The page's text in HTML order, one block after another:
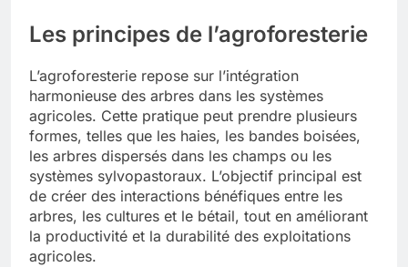
Les principes de l’agroforesterie
L’agroforesterie repose sur l’intégration
harmonieuse des arbres dans les systèmes
agricoles. Cette pratique peut prendre plusieurs
formes, telles que les haies, les bandes boisées,
les arbres dispersés dans les champs ou les
systèmes sylvopastoraux. L’objectif principal est
de créer des interactions bénéfiques entre les
arbres, les cultures et le bétail, tout en améliorant
la productivité et la durabilité des exploitations
agricoles.